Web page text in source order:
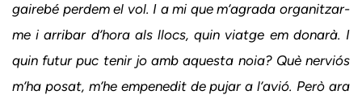
gairebé perdem el vol. I a mi que m’agrada organitzar-
me i arribar d’hora als llocs, quin viatge em donarà. I
quin futur puc tenir jo amb aquesta noia? Què nerviós
m’ha posat, m’he empenedit de pujar a l’avió. Però ara